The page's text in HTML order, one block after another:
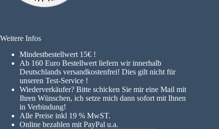
Weitere Infos
Mindestbestellwert 15€ !
Ab 160 Euro Bestellwert liefern wir innerhalb
Deutschlands versandkostenfrei! Dies gilt nicht für
unseren Test-Service !
Wiederverkäufer? Bitte schicken Sie mir eine Mail mit
Ihren Wünschen, ich setze mich dann sofort mit Ihnen
in Verbindung!
Alle Preise inkl 19 % MwST.
Online bezahlen mit PayPal u.a.